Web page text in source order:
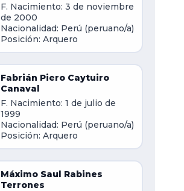
F. Nacimiento: 3 de noviembre
de 2000
Nacionalidad: Perú (peruano/a)
Posición: Arquero
Fabrián Piero Caytuiro
Canaval
F. Nacimiento: 1 de julio de
1999
Nacionalidad: Perú (peruano/a)
Posición: Arquero
Máximo Saul Rabines
Terrones